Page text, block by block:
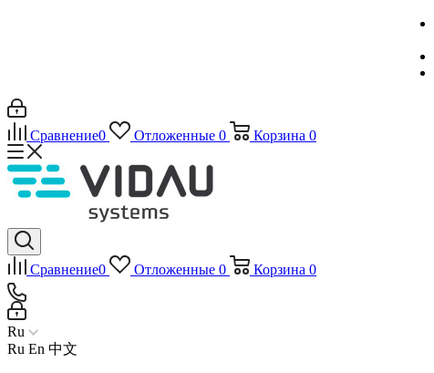
Сравнение0 Отложенные 0 Корзина 0
Сравнение0 Отложенные 0 Корзина 0
Ru
Ru En 中文